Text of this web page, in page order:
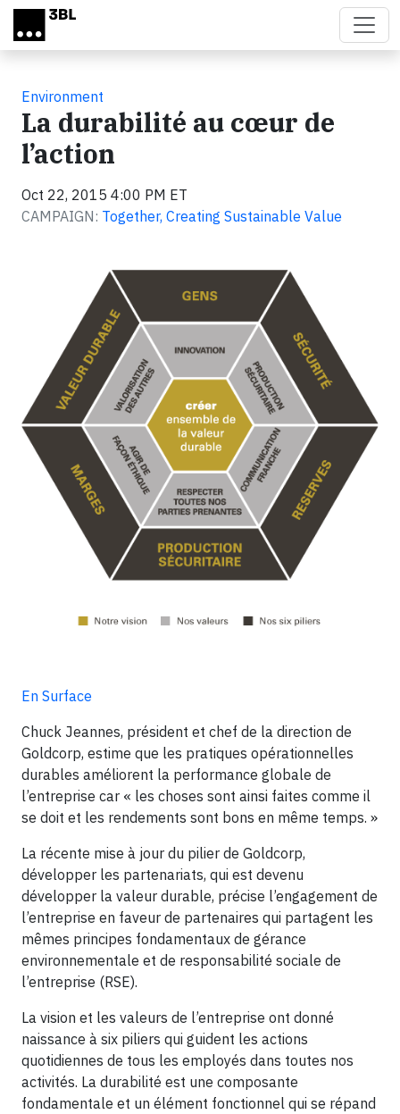
Skip to main content
Environment
La durabilité au cœur de
l’action
Oct 22, 2015 4:00 PM ET
CAMPAIGN: Together, Creating Sustainable Value
En Surface
Chuck Jeannes, président et chef de la direction de
Goldcorp, estime que les pratiques opérationnelles
durables améliorent la performance globale de
l’entreprise car « les choses sont ainsi faites comme il
se doit et les rendements sont bons en même temps. »
La récente mise à jour du pilier de Goldcorp,
développer les partenariats, qui est devenu
développer la valeur durable, précise l’engagement de
l’entreprise en faveur de partenaires qui partagent les
mêmes principes fondamentaux de gérance
environnementale et de responsabilité sociale de
l’entreprise (RSE).
La vision et les valeurs de l’entreprise ont donné
naissance à six piliers qui guident les actions
quotidiennes de tous les employés dans toutes nos
activités. La durabilité est une composante
fondamentale et un élément fonctionnel qui se répand